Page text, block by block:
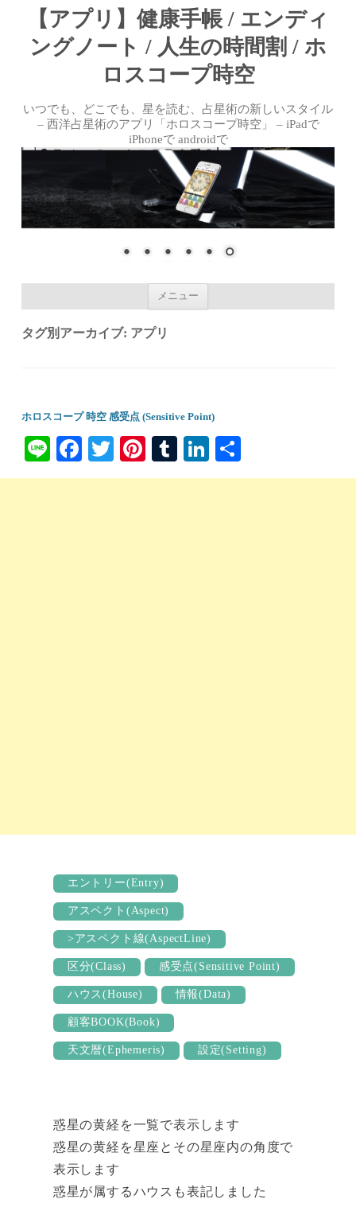
【アプリ】健康手帳 / エンディ
ングノート / 人生の時間割 / ホ
ロスコープ時空
いつでも、どこでも、星を読む、占星術の新しいスタイル
– 西洋占星術のアプリ「ホロスコープ時空」 – iPadで
iPhoneで androidで
メニュー
タグ別アーカイブ: アプリ
ホロスコープ 時空 感受点 (Sensitive Point)
Li
ne
Fa
ce
T
wi
Pi
nt
T
u
Li
nk 有
エントリー(Entry)
アスペクト(Aspect)
>アスペクト線(AspectLine)
区分(Class) 感受点(Sensitive Point)
ハウス(House) 情報(Data)
顧客BOOK(Book)
天文暦(Ephemeris) 設定(Setting)
惑星の黄経を一覧で表示します
惑星の黄経を星座とその星座内の角度で
表示します
惑星が属するハウスも表記しました